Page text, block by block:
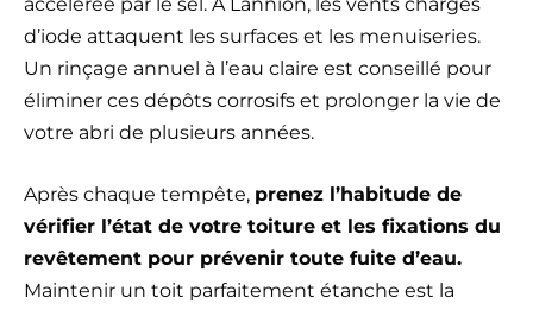
accélérée par le sel. À Lannion, les vents chargés
d’iode attaquent les surfaces et les menuiseries.
Un rinçage annuel à l’eau claire est conseillé pour
éliminer ces dépôts corrosifs et prolonger la vie de
votre abri de plusieurs années.
Après chaque tempête, prenez l’habitude de
vérifier l’état de votre toiture et les fixations du
revêtement pour prévenir toute fuite d’eau.
Maintenir un toit parfaitement étanche est la